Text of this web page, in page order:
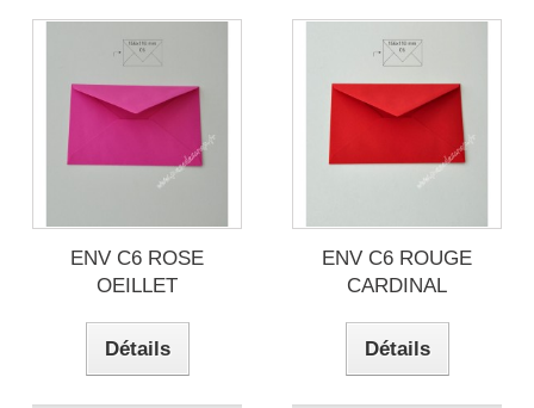
ENV C6 ROSE
OEILLET
Détails
ENV C6 ROUGE
CARDINAL
Détails